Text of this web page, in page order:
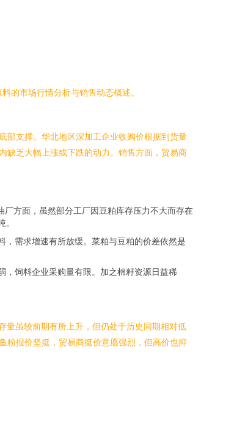
的市场行情分析与销售动态概述。
部支撑。华北地区深加工企业收购价根据到货量
缺乏大幅上涨或下跌的动力。销售方面，贸易商
方面，虽然部分工厂因豆粕库存压力不大而存在
，需求增速有所放缓。菜粕与豆粕的价差依然是
，饲料企业采购量有限。加之棉籽资源日益稀
量虽较前期有所上升，但仍处于历史同期相对低
粉报价坚挺，贸易商挺价意愿强烈，但高价也抑